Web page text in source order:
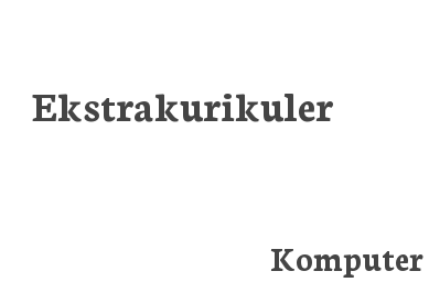
Ekstrakurikuler
Komputer